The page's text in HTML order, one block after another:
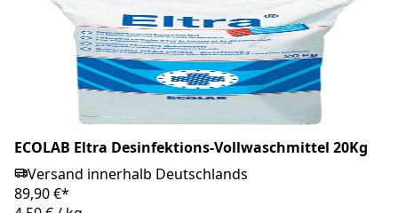
ECOLAB Eltra Desinfektions-Vollwaschmittel 20Kg
Versand innerhalb Deutschlands
89,90 €*